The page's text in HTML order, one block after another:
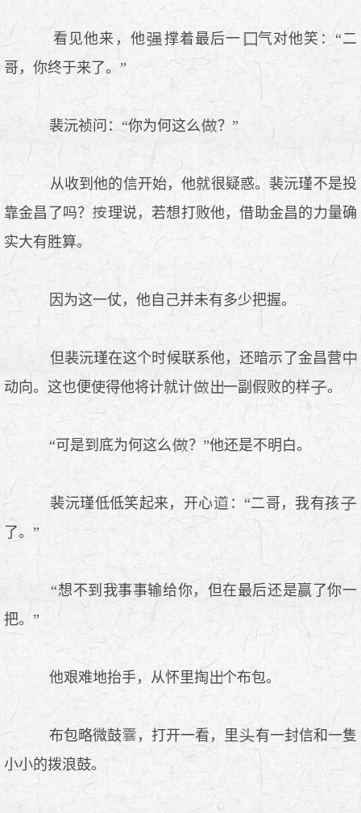
看见他来，他 撑着最后一
气对他笑：“二
哥，你终于来了。”
裴沅祯问：“你为何这么 ？”
从收到他的信开始，他就很疑惑。裴沅瑾不是投
靠金昌了吗？
理说，若想打败他，借助金昌的力量确
实大有胜算。
因为这一仗，他自己并未有多少把握。
但裴沅瑾在这个时候联系他，还暗示了金昌营
动向。这也便使得他将计就计
一副假败的样 。
“可是到底为何这么 ？”他还是不明白。
裴沅瑾低低笑起来，开心
：“二哥，我有孩
了。”
“想不到我事事输给你，但在最后还是赢了你一
把。”
他艰难地抬手，从怀里掏 个布包。
布包略微鼓 ，打开一看，里
有一封信和一隻
小小的拨浪鼓。